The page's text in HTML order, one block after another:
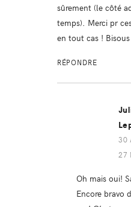
sûrement (le côté
temps). Merci pr
en tout cas ! Bisous
RÉPONDRE
30
27
Oh mais oui!
Encore bravo